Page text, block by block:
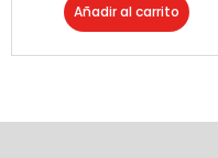
Añadir al carrito